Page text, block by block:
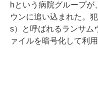
hという病院グループ
ウンに追い込まれた。
s）と呼ばれるランサム
ァイルを暗号化して利